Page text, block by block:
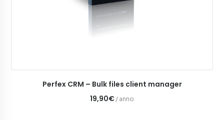
AGGIUNGI AL CARRELLO
Perfex CRM – Bulk files client manager
19,90€ / anno